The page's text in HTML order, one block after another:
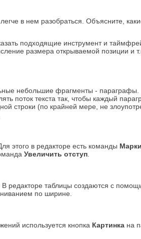
в нем разобраться. Объясните,
подходящие инструмент и
размера открываемой позиции и
небольшие фрагменты -
поток текста так, чтобы каждый
строки (по крайней мере, не
этого в редакторе есть команды
Увеличить отступ
редакторе таблицы создаются с
по ширине.
используется кнопка Картинка на